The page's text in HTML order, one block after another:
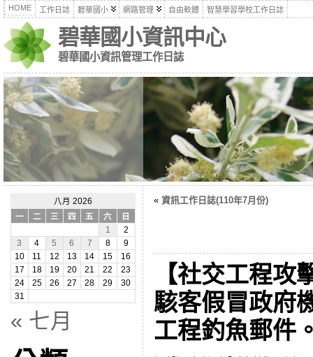
HOME 工作日誌 碧華國小 網路管理 自由軟體 智慧學習學校工作日誌
碧華國小資訊中心
碧華國小資訊管理工作日誌
八月 2026
一
二 三 四 五 六
日
1
2
3
4 5 6 7 8
9
10
11 12 13 14 15
16
17
18 19 20 21 22
23
24
25 26 27 28 29
30
31
« 七月
« 資訊工作日誌(110年7月份)
【社交工程攻
駭客假冒政府
工程釣魚郵件